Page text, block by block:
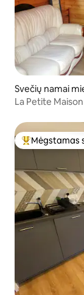
Svečių namai
La Petite Maison
Svečių
Mėgstamas